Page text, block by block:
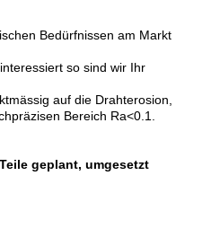
Bedürfnissen am Markt
so sind wir Ihr
auf die Drahterosion,
Bereich Ra<0.1.
e geplant, umgesetzt